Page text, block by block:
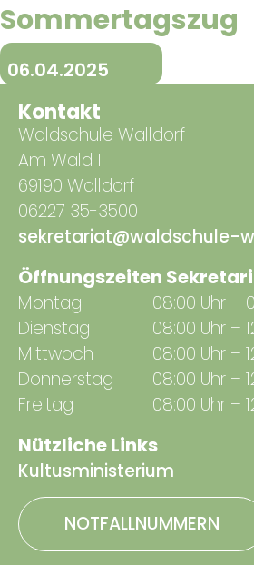
Sommertagszug
06.04.2025
Kontakt
Waldschule Walldorf
Am Wald 1
69190 Walldorf
06227 35-3500
sekretariat@waldschule-
Öffnungszeiten
Montag
08:00 Uhr –
Dienstag
08:00 Uhr –
Mittwoch
08:00 Uhr –
Donnerstag
08:00 Uhr –
Freitag
08:00 Uhr –
Nützliche Links
Kultusministerium
NOTFALLNUMMERN